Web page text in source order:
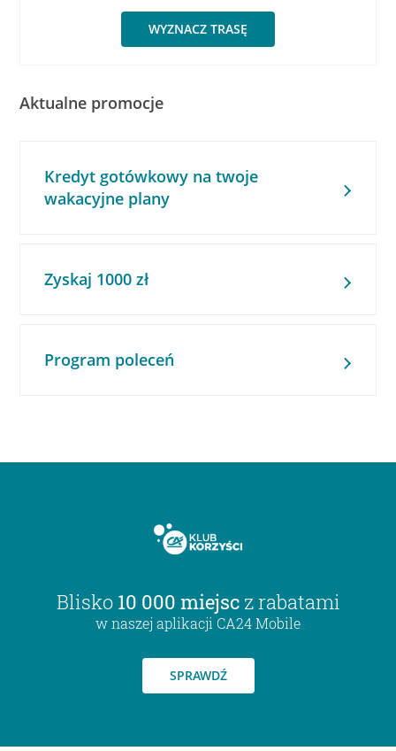
WYZNACZ TRASĘ
Aktualne promocje
Kredyt gotówkowy na twoje
wakacyjne plany
Zyskaj 1000 zł
Program poleceń
Blisko 10 000 miejsc z rabatami
w naszej aplikacji CA24 Mobile
SPRAWDŹ